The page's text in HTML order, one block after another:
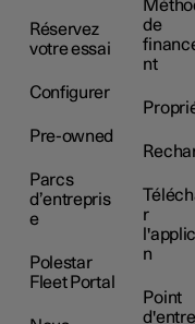
Réservez
votre essai
Configurer
Pre-owned
Parcs
d’entrepris
e
Polestar
Fleet Portal
de
nt
r
n
Point